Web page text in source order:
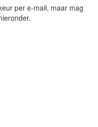
per e-mail, maar mag